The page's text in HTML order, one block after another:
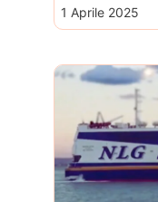
1 Aprile 2025